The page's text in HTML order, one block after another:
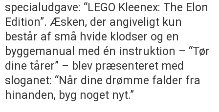
specialudgave: “LEGO Kleenex: The Elon
Edition”. Æsken, der angiveligt kun
består af små hvide klodser og en
byggemanual med én instruktion – “Tør
dine tårer” – blev præsenteret med
sloganet: “Når dine drømme falder fra
hinanden, byg noget nyt.”